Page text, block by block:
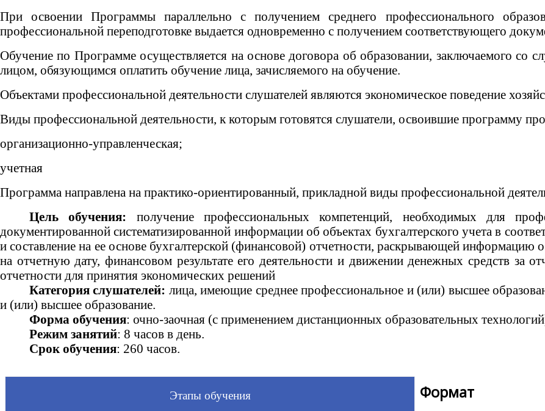
При освоении Программы параллельно с получением среднего профессионального
профессиональной переподготовке выдается одновременно с получением соответствующего
Обучение по Программе осуществляется на основе договора об образовании, заключаемого со
лицом, обязующимся оплатить обучение лица, зачисляемого на обучение.
Объектами профессиональной деятельности слушателей являются экономическое поведение
Виды профессиональной деятельности, к которым готовятся слушатели, освоившие программу
организационно-управленческая;
учетная
Программа направлена на практико-ориентированный, прикладной виды профессиональной
Цель обучения: получение профессиональных компетенций, необходимых для
документированной систематизированной информации об объектах бухгалтерского учета в
и составление на ее основе бухгалтерской (финансовой) отчетности, раскрывающей информацию
на отчетную дату, финансовом результате его деятельности и движении денежных средств за
отчетности для принятия экономических решений
Категория слушателей: лица, имеющие среднее профессиональное и (или) высшее
и (или) высшее образование.
Форма обучения: очно-заочная (с применением дистанционных образовательных
Режим занятий: 8 часов в день.
Срок обучения: 260 часов.
Этапы обучения Формат